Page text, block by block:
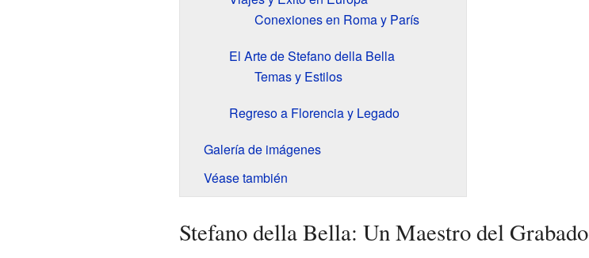
Conexiones en Roma y París
El Arte de Stefano della Bella
Temas y Estilos
Regreso a Florencia y Legado
Galería de imágenes
Véase también
Stefano della Bella: Un Maestro del Grabado